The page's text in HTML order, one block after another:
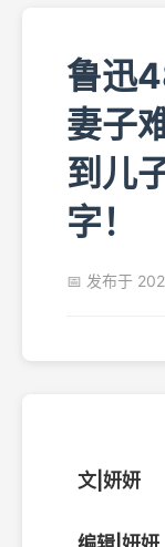
鲁迅
妻子
到儿
字！
📅 发布于
文|妍妍